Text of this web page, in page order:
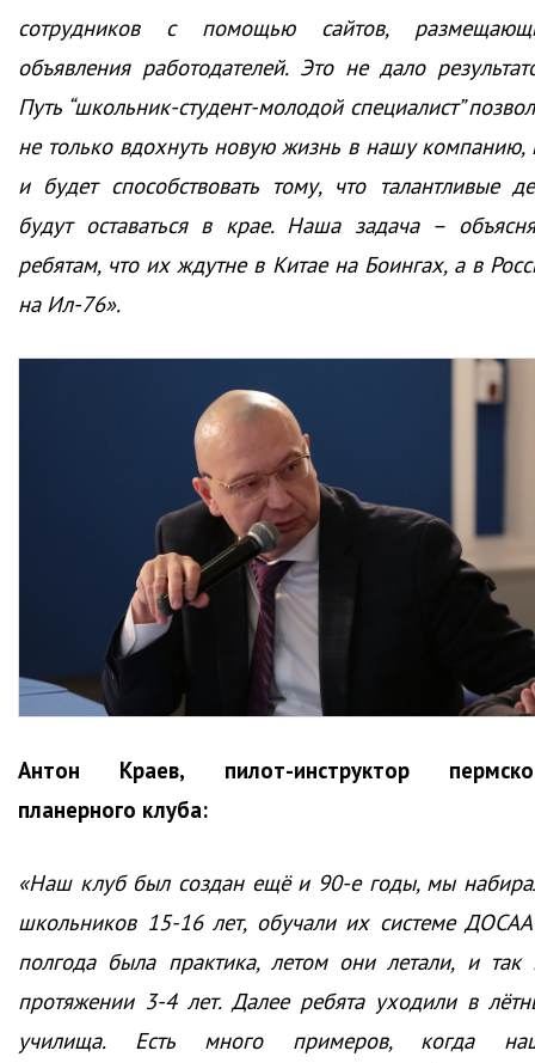
сотрудников с помощью сайтов,
объявления работодателей. Это не дало
Путь “школьник-студент-молодой специалист”
не только вдохнуть новую жизнь в нашу компанию,
и будет способствовать тому, что талантливые
будут оставаться в крае. Наша задача –
ребятам, что их ждутне в Китае на Боингах, а в
на Ил-76».
Антон Краев, пилот-инструктор
планерного клуба:
«Наш клуб был создан ещё и 90-е годы, мы
школьников 15-16 лет, обучали их системе
полгода была практика, летом они летали, и так
протяжении 3-4 лет. Далее ребята уходили в
училища. Есть много примеров, когда